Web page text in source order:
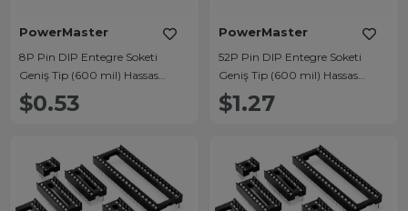
PowerMaster
8P Pin DIP Entegre Soketi
Geniş Tip (600 mil) Hassas
Temaslı Konnektör
$0.53
PowerMaster
52P Pin DIP Entegre Soketi
Geniş Tip (600 mil) Hassas
Temaslı Konnektör
$1.27